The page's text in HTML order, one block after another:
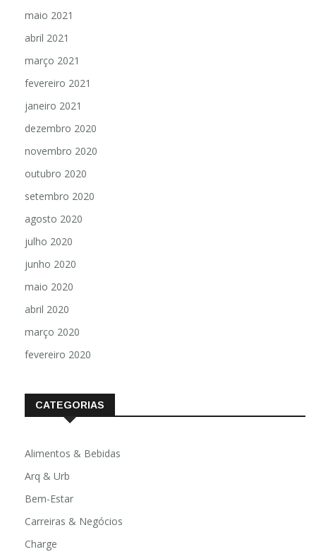
maio 2021
abril 2021
março 2021
fevereiro 2021
janeiro 2021
dezembro 2020
novembro 2020
outubro 2020
setembro 2020
agosto 2020
julho 2020
junho 2020
maio 2020
abril 2020
março 2020
fevereiro 2020
CATEGORIAS
Alimentos & Bebidas
Arq & Urb
Bem-Estar
Carreiras & Negócios
Charge